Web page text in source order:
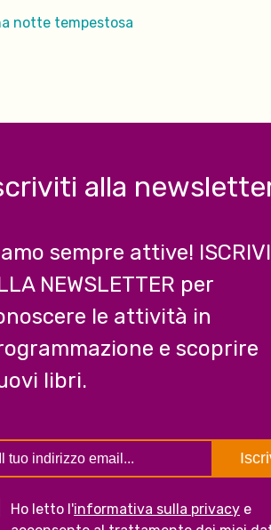
notte tempestosa
alla
sempre attive!
NEWSLETTER per
le attività in
e scoprire
libri.
Ho letto l'informativa sulla privacy e